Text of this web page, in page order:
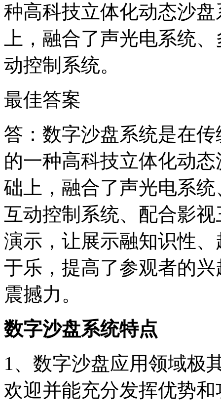
种高科技立体化动态沙
上，融合了声光电系统
动控制系统。
最佳答案
答：数字沙盘系统是在
的一种高科技立体化动
础上，融合了声光电系
互动控制系统、配合影
演示，让展示融知识性
于乐，提高了参观者的
震撼力。
数字沙盘系统特点
1、数字沙盘应用领域极
欢迎并能充分发挥优势和